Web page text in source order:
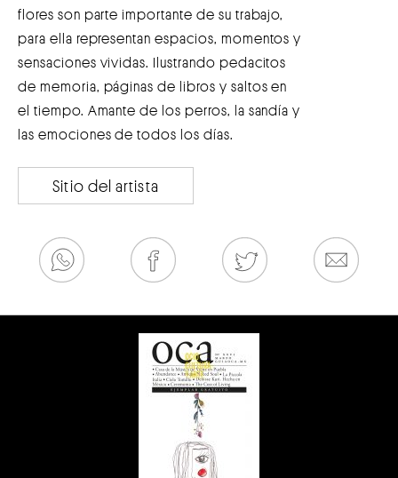
flores son parte importante de su trabajo,
para ella representan espacios, momentos y
sensaciones vividas. Ilustrando pedacitos
de memoria, páginas de libros y saltos en
el tiempo. Amante de los perros, la sandía y
las emociones de todos los días.
Sitio del artista